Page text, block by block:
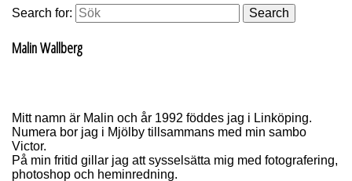
Search for: Search
Malin Wallberg
Mitt namn är Malin och år 1992 föddes jag i Linköping.
Numera bor jag i Mjölby tillsammans med min sambo
Victor.
På min fritid gillar jag att sysselsätta mig med fotografering,
photoshop och heminredning.